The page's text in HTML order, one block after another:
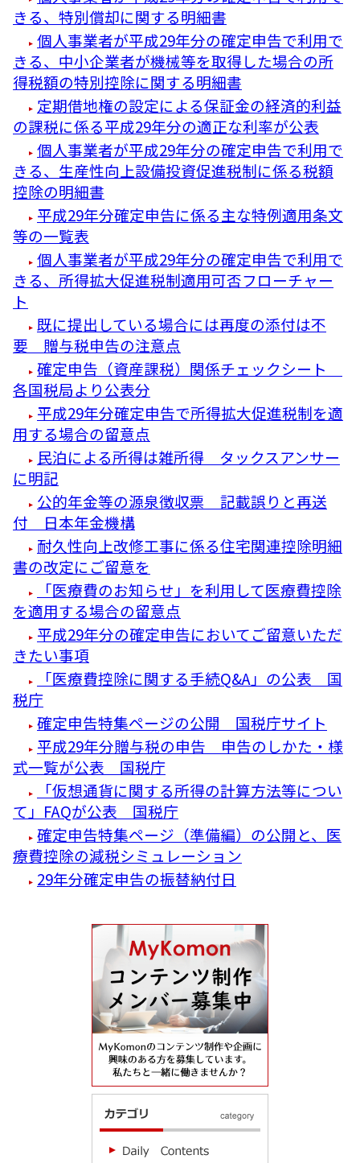
きる、特別償却に関する明細書
個人事業者が平成29年分の確定申告で利用で
きる、中小企業者が機械等を取得した場合の所
得税額の特別控除に関する明細書
定期借地権の設定による保証金の経済的利益
の課税に係る平成29年分の適正な利率が公表
個人事業者が平成29年分の確定申告で利用で
きる、生産性向上設備投資促進税制に係る税額
控除の明細書
平成29年分確定申告に係る主な特例適用条文
等の一覧表
個人事業者が平成29年分の確定申告で利用で
きる、所得拡大促進税制適用可否フローチャー
ト
既に提出している場合には再度の添付は不
要 贈与税申告の注意点
確定申告（資産課税）関係チェックシート
各国税局より公表分
平成29年分確定申告で所得拡大促進税制を適
用する場合の留意点
民泊による所得は雑所得 タックスアンサー
に明記
公的年金等の源泉徴収票 記載誤りと再送
付 日本年金機構
耐久性向上改修工事に係る住宅関連控除明細
書の改定にご留意を
「医療費のお知らせ」を利用して医療費控除
を適用する場合の留意点
平成29年分の確定申告においてご留意いただ
きたい事項
「医療費控除に関する手続Q&A」の公表 国
税庁
確定申告特集ページの公開 国税庁サイト
平成29年分贈与税の申告 申告のしかた・様
式一覧が公表 国税庁
「仮想通貨に関する所得の計算方法等につい
て」FAQが公表 国税庁
確定申告特集ページ（準備編）の公開と、医
療費控除の減税シミュレーション
29年分確定申告の振替納付日